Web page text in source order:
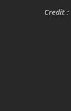
Credit :